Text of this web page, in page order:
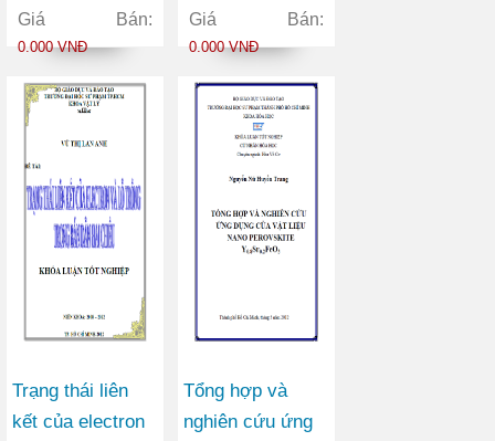
học hóa học ở
trường phổ
Giá Bán:
0.000 VNĐ
phương trình
Toán – Lý
Giá Bán:
0.000 VNĐ
Trạng thái liên
kết của electron
Tổng hợp và
nghiên cứu ứng